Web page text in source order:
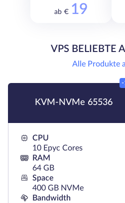
ab € 19
VPS BELIEBTE
Alle Produkte
KVM-NVMe 65536
CPU
10 Epyc Cores
RAM
64 GB
Space
400 GB NVMe
Bandwidth